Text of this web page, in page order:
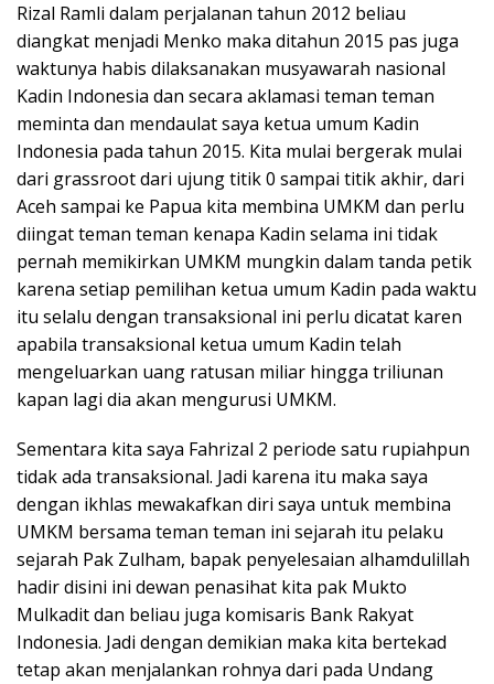
Rizal Ramli dalam perjalanan tahun 2012 beliau
diangkat menjadi Menko maka ditahun 2015 pas juga
waktunya habis dilaksanakan musyawarah nasional
Kadin Indonesia dan secara aklamasi teman teman
meminta dan mendaulat saya ketua umum Kadin
Indonesia pada tahun 2015. Kita mulai bergerak mulai
dari grassroot dari ujung titik 0 sampai titik akhir, dari
Aceh sampai ke Papua kita membina UMKM dan perlu
diingat teman teman kenapa Kadin selama ini tidak
pernah memikirkan UMKM mungkin dalam tanda petik
karena setiap pemilihan ketua umum Kadin pada waktu
itu selalu dengan transaksional ini perlu dicatat karen
apabila transaksional ketua umum Kadin telah
mengeluarkan uang ratusan miliar hingga triliunan
kapan lagi dia akan mengurusi UMKM.
Sementara kita saya Fahrizal 2 periode satu rupiahpun
tidak ada transaksional. Jadi karena itu maka saya
dengan ikhlas mewakafkan diri saya untuk membina
UMKM bersama teman teman ini sejarah itu pelaku
sejarah Pak Zulham, bapak penyelesaian alhamdulillah
hadir disini ini dewan penasihat kita pak Mukto
Mulkadit dan beliau juga komisaris Bank Rakyat
Indonesia. Jadi dengan demikian maka kita bertekad
tetap akan menjalankan rohnya dari pada Undang